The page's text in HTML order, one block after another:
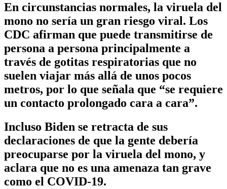
En circunstancias normales, la viruela del
mono no sería un gran riesgo viral. Los
CDC afirman que puede transmitirse de
persona a persona principalmente a
través de gotitas respiratorias que no
suelen viajar más allá de unos pocos
metros, por lo que señala que “se requiere
un contacto prolongado cara a cara”.
Incluso Biden se retracta de sus
declaraciones de que la gente debería
preocuparse por la viruela del mono, y
aclara que no es una amenaza tan grave
como el COVID-19.